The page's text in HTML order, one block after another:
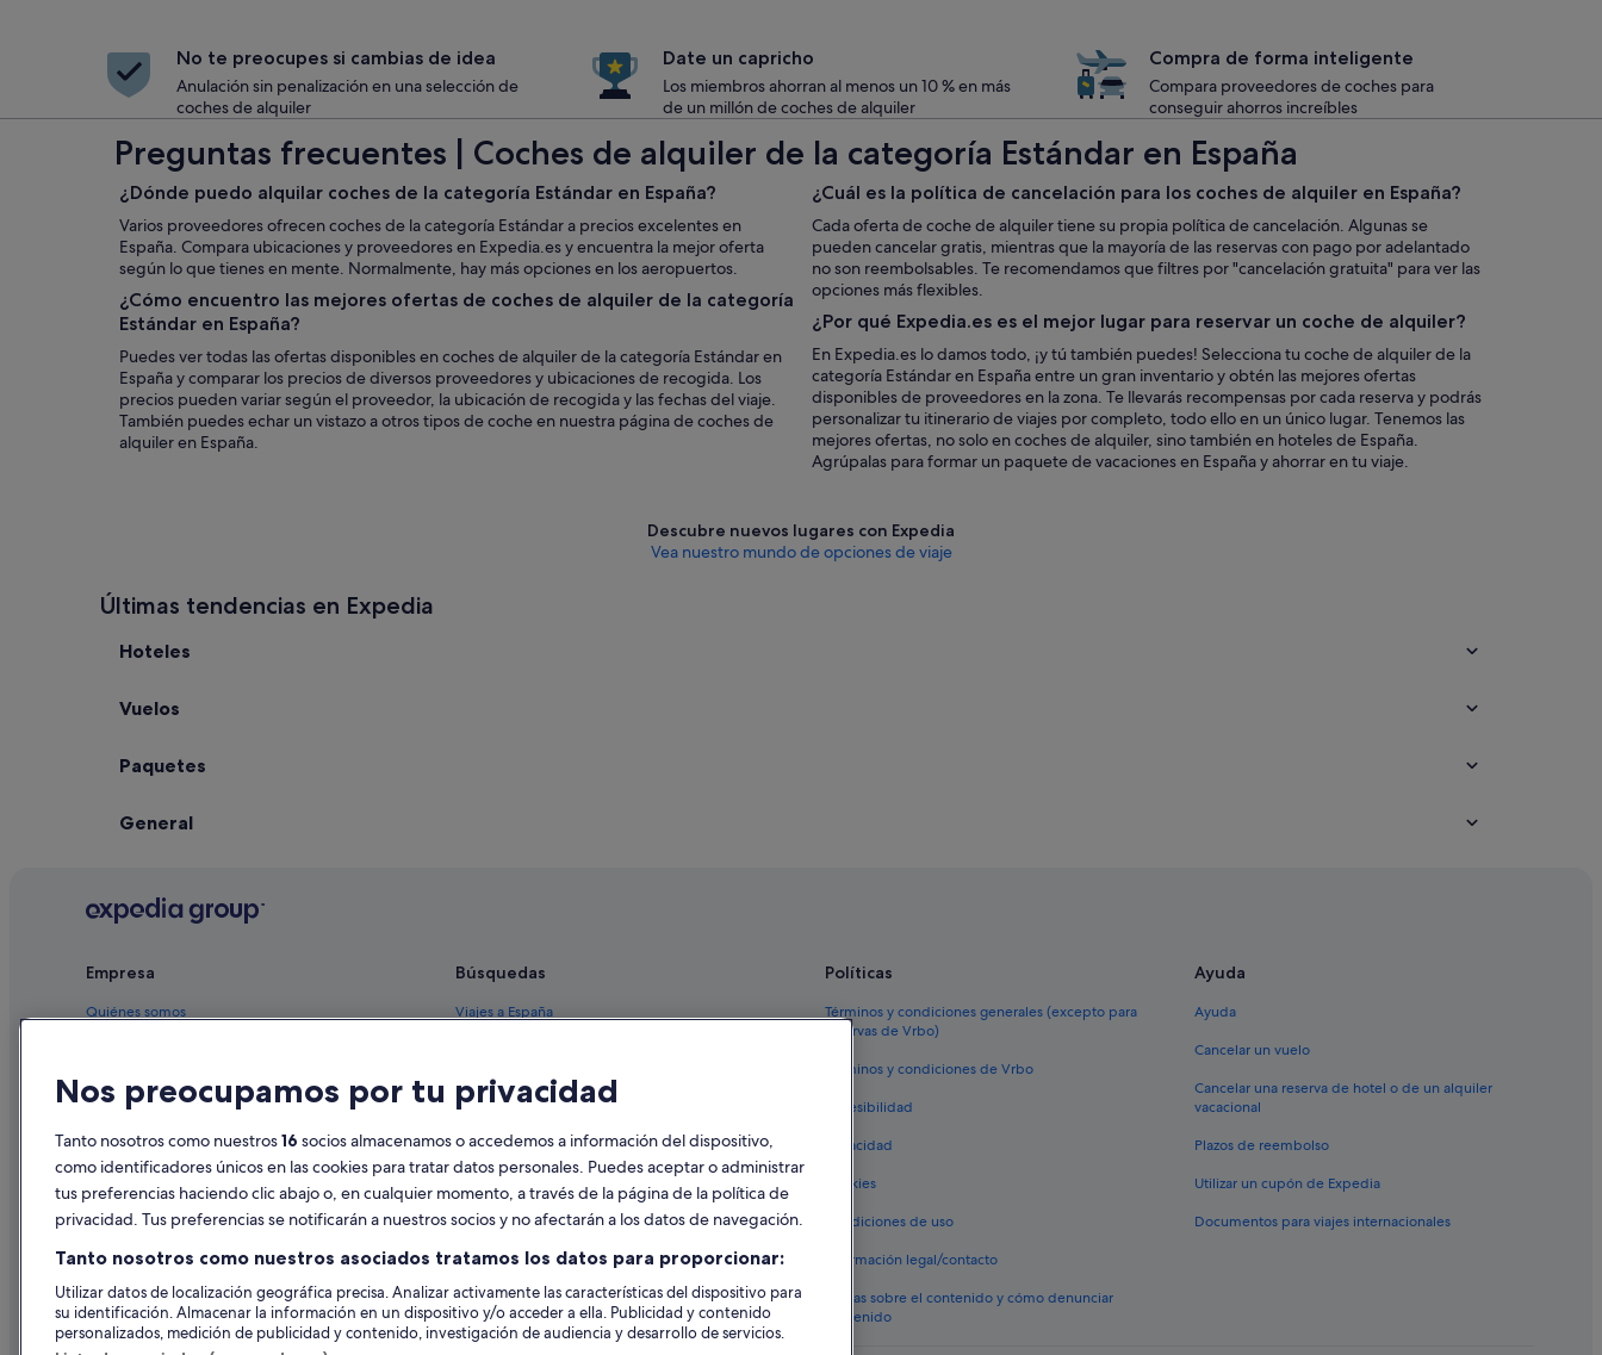
No te preocupes si cambias de idea
Anulación sin penalización en una selección de
coches de alquiler
Date un capricho
Los miembros ahorran al menos un 10 % en más
de un millón de coches de alquiler
Compra de forma inteligente
Compara proveedores de coches para
conseguir ahorros increíbles
Preguntas frecuentes | Coches de alquiler de la categoría Estándar en España
¿Dónde puedo alquilar coches de la categoría Estándar en España?
Varios proveedores ofrecen coches de la categoría Estándar a precios excelentes en
España. Compara ubicaciones y proveedores en Expedia.es y encuentra la mejor oferta
según lo que tienes en mente. Normalmente, hay más opciones en los aeropuertos.
¿Cómo encuentro las mejores ofertas de coches de alquiler de la categoría
Estándar en España?
Puedes ver todas las ofertas disponibles en coches de alquiler de la categoría Estándar en
España y comparar los precios de diversos proveedores y ubicaciones de recogida. Los
precios pueden variar según el proveedor, la ubicación de recogida y las fechas del viaje.
También puedes echar un vistazo a otros tipos de coche en nuestra página de coches de
alquiler en España.
¿Cuál es la política de cancelación para los coches de alquiler en España?
Cada oferta de coche de alquiler tiene su propia política de cancelación. Algunas se
pueden cancelar gratis, mientras que la mayoría de las reservas con pago por adelantado
no son reembolsables. Te recomendamos que filtres por "cancelación gratuita" para ver las
opciones más flexibles.
¿Por qué Expedia.es es el mejor lugar para reservar un coche de alquiler?
En Expedia.es lo damos todo, ¡y tú también puedes! Selecciona tu coche de alquiler de la
categoría Estándar en España entre un gran inventario y obtén las mejores ofertas
disponibles de proveedores en la zona. Te llevarás recompensas por cada reserva y podrás
personalizar tu itinerario de viajes por completo, todo ello en un único lugar. Tenemos las
mejores ofertas, no solo en coches de alquiler, sino también en hoteles de España.
Agrúpalas para formar un paquete de vacaciones en España y ahorrar en tu viaje.
Descubre nuevos lugares con Expedia
Vea nuestro mundo de opciones de viaje
Últimas tendencias en Expedia
Hoteles
Vuelos
Paquetes
General
Empresa
Quiénes somos
Anuncia tu alojamiento
Prensa
Búsquedas
Viajes a España
Alquileres vacacionales España
Vuelos baratos en España
Alquiler de coches en España
Políticas
Términos y condiciones generales (excepto para
reservas de Vrbo)
Términos y condiciones de Vrbo
Accesibilidad
Privacidad
Cookies
Condiciones de uso
Información legal/contacto
Pautas sobre el contenido y cómo denunciar
contenido
Ayuda
Ayuda
Cancelar un vuelo
Cancelar una reserva de hotel o de un alquiler
vacacional
Plazos de reembolso
Utilizar un cupón de Expedia
Documentos para viajes internacionales
Nos preocupamos por tu privacidad
Tanto nosotros como nuestros16 socios almacenamos o accedemos a información del dispositivo,
como identificadores únicos en las cookies para tratar datos personales. Puedes aceptar o administrar
tus preferencias haciendo clic abajo o, en cualquier momento, a través de la página de la política de
privacidad. Tus preferencias se notificarán a nuestros socios y no afectarán a los datos de navegación.
Tanto nosotros como nuestros asociados tratamos los datos para proporcionar:
Utilizar datos de localización geográfica precisa. Analizar activamente las características del dispositivo para
su identificación. Almacenar la información en un dispositivo y/o acceder a ella. Publicidad y contenido
personalizados, medición de publicidad y contenido, investigación de audiencia y desarrollo de servicios.